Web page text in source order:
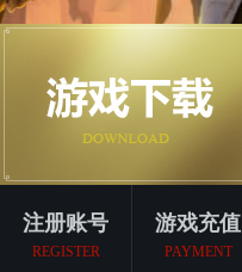
注册账号
REGISTER
游戏充值
PAYMENT